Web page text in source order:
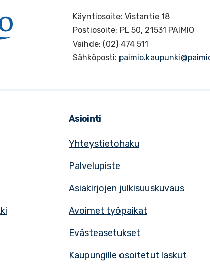
Käyntiosoite: Vistantie 18
Postiosoite: PL 50, 21531 PAIMIO
Vaihde: (02) 474 511
Sähköposti:
Asiointi
Yhteystietohaku
Palvelupiste
Asiakirjojen julkisuuskuvaus
Avoimet työpaikat
Evästeasetukset
Kaupungille osoitetut laskut